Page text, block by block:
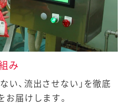
み
い、流出させない」を徹底
お届けします。